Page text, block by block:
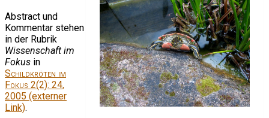
Abstract und
Kommentar stehen
in der Rubrik
Wissenschaft im
Fokus in
Schildkröten im
Fokus 2(2): 24,
2005 (externer
Link).